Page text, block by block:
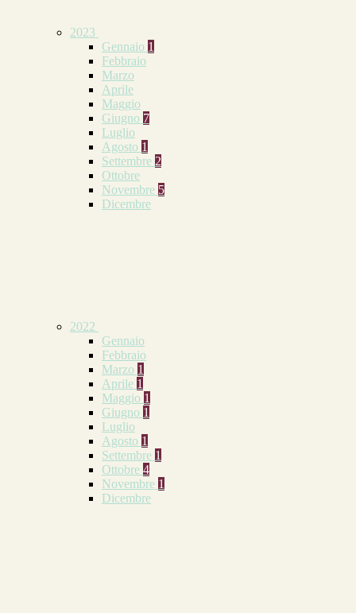
2023
Gennaio 1
Febbraio
Marzo
Aprile
Maggio
Giugno 7
Luglio
Agosto 1
Settembre 2
Ottobre
Novembre 5
Dicembre
2022
Gennaio
Febbraio
Marzo 1
Aprile 1
Maggio 1
Giugno 1
Luglio
Agosto 1
Settembre 1
Ottobre 4
Novembre 1
Dicembre